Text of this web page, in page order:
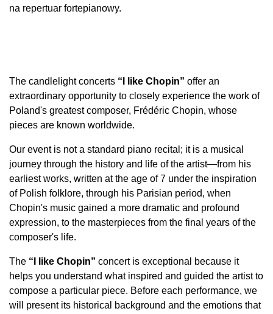
na repertuar fortepianowy.
The candlelight concerts “I like Chopin” offer an
extraordinary opportunity to closely experience the work of
Poland's greatest composer, Frédéric Chopin, whose
pieces are known worldwide.
Our event is not a standard piano recital; it is a musical
journey through the history and life of the artist—from his
earliest works, written at the age of 7 under the inspiration
of Polish folklore, through his Parisian period, when
Chopin's music gained a more dramatic and profound
expression, to the masterpieces from the final years of the
composer's life.
The “I like Chopin” concert is exceptional because it
helps you understand what inspired and guided the artist to
compose a particular piece. Before each performance, we
will present its historical background and the emotions that